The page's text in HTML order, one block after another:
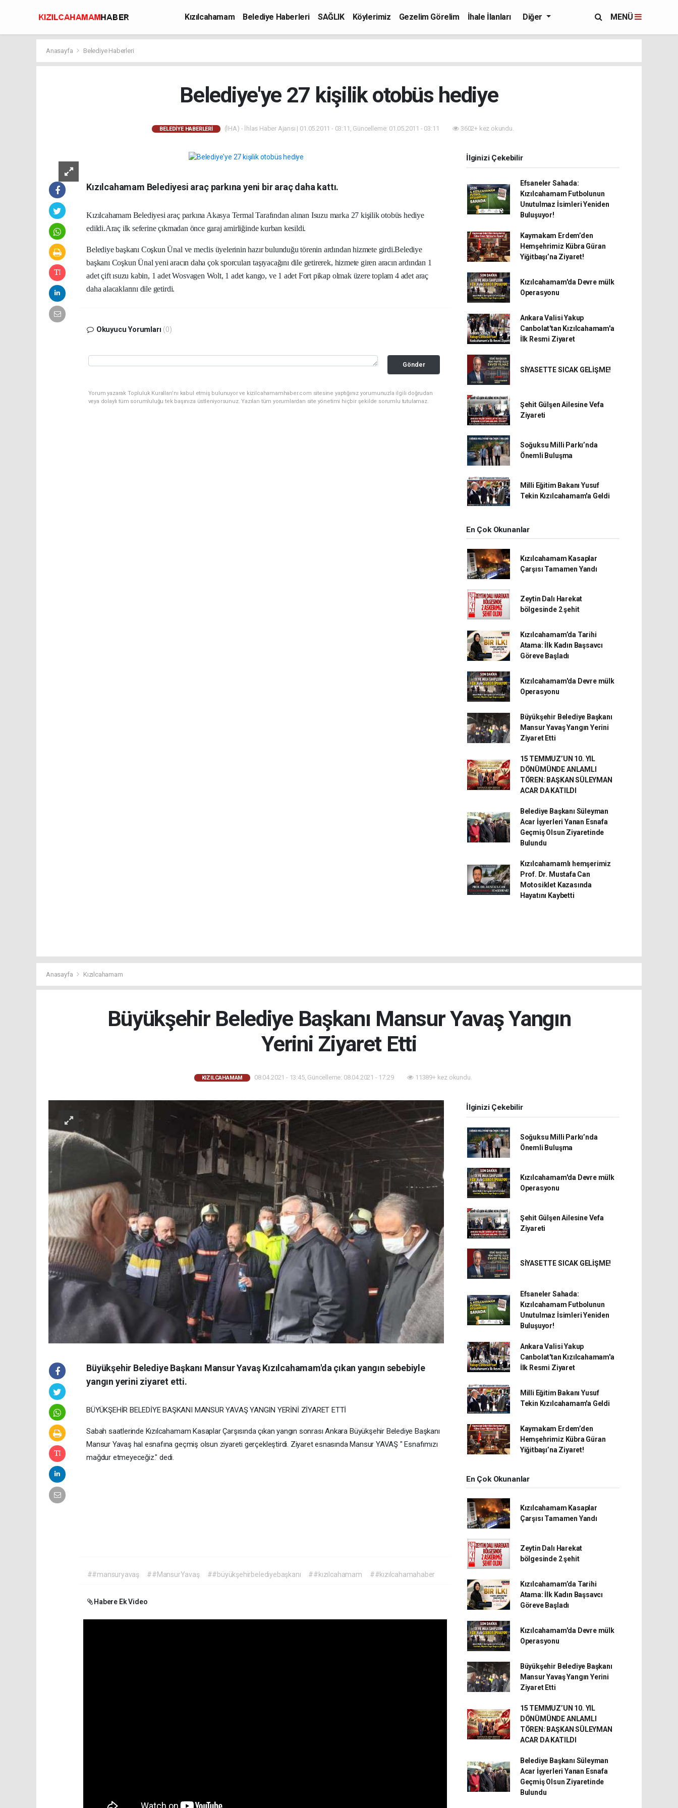
Kızılcahamam Belediye Haberleri SAĞLIK Köylerimiz Gezelim Görelim
İhale İlanları
Diğer MENÜ
Anasayfa Belediye Haberleri
Belediye'ye 27 kişilik otobüs hediye
BELEDIYE HABERLERI (İHA) - İhlas Haber Ajansı | 01.05.2011 - 03:11, Güncelleme: 01.05.2011 - 03:11 3602+ kez okundu.
Kızılcahamam Belediyesi araç parkına yeni bir araç daha kattı.
Kızılcahamam Belediyesi araç parkına Akasya Termal Tarafından alınan Isuzu marka 27 kişilik otobüs hediye
edildi.Araç ilk seferine çıkmadan önce garaj amirliğinde kurban kesildi.
Belediye başkanı Coşkun Ünal ve meclis üyelerinin hazır bulunduğu törenin ardından hizmete girdi.Belediye
başkanı Coşkun Ünal yeni aracın daha çok sporcuları taşıyacağını dile getirerek, hizmete giren aracın ardından 1
adet çift ısuzu kabin, 1 adet Wosvagen Wolt, 1 adet kango, ve 1 adet Fort pikap olmak üzere toplam 4 adet araç
daha alacaklarını dile getirdi.
Okuyucu Yorumları (0)
Gönder
Yorum yazarak Topluluk Kuralları’nı kabul etmiş bulunuyor ve kizilcahamamhaber.com sitesine yaptığınız yorumunuzla ilgili doğrudan
veya dolaylı tüm sorumluluğu tek başınıza üstleniyorsunuz. Yazılan tüm yorumlardan site yönetimi hiçbir şekilde sorumlu tutulamaz.
İlginizi Çekebilir
Efsaneler Sahada:
Kızılcahamam Futbolunun
Unutulmaz İsimleri Yeniden
Buluşuyor!
Kaymakam Erdem’den
Hemşehrimiz Kübra Güran
Yiğitbaşı’na Ziyaret!
Kızılcahamam'da Devre mülk
Operasyonu
Ankara Valisi Yakup
Canbolat'tan Kızılcahamam'a
İlk Resmi Ziyaret
SİYASETTE SICAK GELİŞME!
Şehit Gülşen Ailesine Vefa
Ziyareti
Soğuksu Milli Parkı’nda
Önemli Buluşma
Milli Eğitim Bakanı Yusuf
Tekin Kızılcahamam'a Geldi
En Çok Okunanlar
Kızılcahamam Kasaplar
Çarşısı Tamamen Yandı
Zeytin Dalı Harekat
bölgesinde 2 şehit
Kızılcahamam’da Tarihi
Atama: İlk Kadın Başsavcı
Göreve Başladı
Kızılcahamam'da Devre mülk
Operasyonu
Büyükşehir Belediye Başkanı
Mansur Yavaş Yangın Yerini
Ziyaret Etti
15 TEMMUZ’UN 10. YIL
DÖNÜMÜNDE ANLAMLI
TÖREN: BAŞKAN SÜLEYMAN
ACAR DA KATILDI
Belediye Başkanı Süleyman
Acar İşyerleri Yanan Esnafa
Geçmiş Olsun Ziyaretinde
Bulundu
Kızılcahamamlı hemşerimiz
Prof. Dr. Mustafa Can
Motosiklet Kazasında
Hayatını Kaybetti
Anasayfa Kızılcahamam
Büyükşehir Belediye Başkanı Mansur Yavaş Yangın
Yerini Ziyaret Etti
KIZILCAHAMAM 08.04.2021 - 13:45, Güncelleme: 08.04.2021 - 17:29 11389+ kez okundu.
Büyükşehir Belediye Başkanı Mansur Yavaş Kızılcahamam'da çıkan yangın sebebiyle
yangın yerini ziyaret etti.
BÜYÜKŞEHİR BELEDİYE BAŞKANI MANSUR YAVAŞ YANGIN YERİNİ ZİYARET ETTİ
Sabah saatlerinde Kızılcahamam Kasaplar Çarşısında çıkan yangın sonrası Ankara Büyükşehir Belediye Başkanı
Mansur Yavaş hal esnafına geçmiş olsun ziyareti gerçekleştirdi. Ziyaret esnasında Mansur YAVAŞ " Esnafımızı
mağdur etmeyeceğiz." dedi.
##mansuryavaş ##MansurYavaş ##büyükşehirbelediyebaşkanı ##kızılcahamam ##kızılcahamahaber
Habere Ek Video
İlginizi Çekebilir
Soğuksu Milli Parkı’nda
Önemli Buluşma
Kızılcahamam'da Devre mülk
Operasyonu
Şehit Gülşen Ailesine Vefa
Ziyareti
SİYASETTE SICAK GELİŞME!
Efsaneler Sahada:
Kızılcahamam Futbolunun
Unutulmaz İsimleri Yeniden
Buluşuyor!
Ankara Valisi Yakup
Canbolat'tan Kızılcahamam'a
İlk Resmi Ziyaret
Milli Eğitim Bakanı Yusuf
Tekin Kızılcahamam'a Geldi
Kaymakam Erdem’den
Hemşehrimiz Kübra Güran
Yiğitbaşı’na Ziyaret!
En Çok Okunanlar
Kızılcahamam Kasaplar
Çarşısı Tamamen Yandı
Zeytin Dalı Harekat
bölgesinde 2 şehit
Kızılcahamam’da Tarihi
Atama: İlk Kadın Başsavcı
Göreve Başladı
Kızılcahamam'da Devre mülk
Operasyonu
Büyükşehir Belediye Başkanı
Mansur Yavaş Yangın Yerini
Ziyaret Etti
15 TEMMUZ’UN 10. YIL
DÖNÜMÜNDE ANLAMLI
TÖREN: BAŞKAN SÜLEYMAN
ACAR DA KATILDI
Belediye Başkanı Süleyman
Acar İşyerleri Yanan Esnafa
Geçmiş Olsun Ziyaretinde
Bulundu